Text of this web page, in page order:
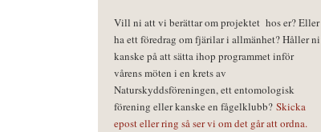
Vill ni att vi berättar om projektet hos er? Eller
ha ett föredrag om fjärilar i allmänhet? Håller ni
kanske på att sätta ihop programmet inför
vårens möten i en krets av
Naturskyddsföreningen, ett entomologisk
förening eller kanske en fågelklubb? Skicka
epost eller ring så ser vi om det går att ordna.